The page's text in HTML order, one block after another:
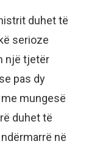
duhet të
serioze
një tjetër
pas dy
mungesë
duhet të
në